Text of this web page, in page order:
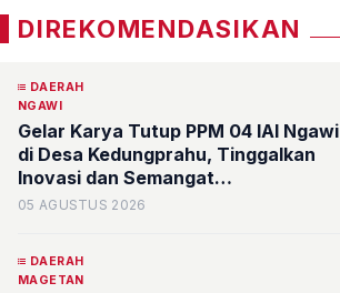
DIREKOMENDASIKAN
DAERAH
NGAWI
Gelar Karya Tutup PPM 04 IAI Ngawi
di Desa Kedungprahu, Tinggalkan
Inovasi dan Semangat
Pemberdayaan Masyarakat
05 AGUSTUS 2026
DAERAH
MAGETAN